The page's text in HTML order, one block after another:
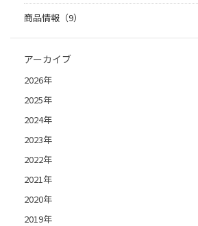
商品情報（9）
アーカイブ
2026年
2025年
2024年
2023年
2022年
2021年
2020年
2019年